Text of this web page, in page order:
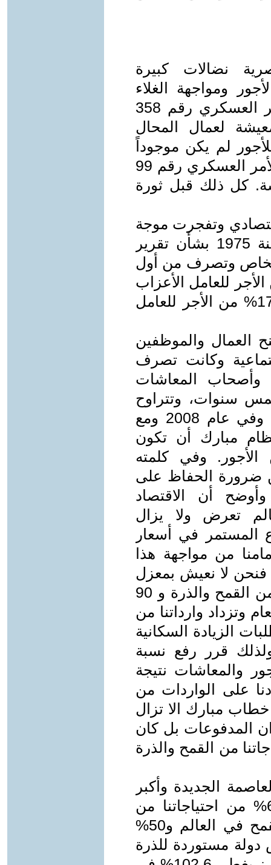
نضالات كبيرة
ومواجهة الغلاء
خلال الحرب العالمية حتى صدر الأمر العسكري رقم 358
المعيشة لعمال المحال
لم يكن موجوداً
حتى ذلك التاريخ. ثم تبع ذلك صدور الأمر العسكري رقم 99
كل ذلك قبل ثورة
وتفجرت موجة
من الغلاء صدر القانون رقم 40 لسنة 1975 بشأن تقرير
الخاص وتصرف من أول
النحو التالي 10% من الأجر للعامل الأعزاب
و15% من الأجر للعامل المتزوج و17.5% من الأجر للعامل
منح العمال والموظفين
وكانت تصرف
وأصحاب المعاشات
سنوات، وتتراوح
قيمة العلاوة سنوياً بين 10% و20% وفي عام 2008 ومع
مبارك أن تكون
بنسبة 30% من الأجور. وفي كلمته
ضرورة الحفاظ على
وأوضح أن الاقتصاد
تعرض ولا يزال
المستمر في أسعار
من مواجهة هذا
فنحن لا نعيش بمعزل
عن العالم ونستورد نصف احتياجاتنا من القمح والذرة و 90
وتزداد وارداتنا من
الزيادة السكانية
قرر رفع نسبة
إلى 30% من الأجور والمعاشات نتيجة
على الواردات من
16 سنة علي خطاب مبارك الا تزال
المدفوعات بل كان
من القمح والذرة
الجديدة وأكبر
نجفة في العالم، أصبحنا نستورد 65% من احتياجاتنا من
القمح لنكون أكبر دولة مستوردة للقمح في العالم و50%
دولة مستوردة للذرة